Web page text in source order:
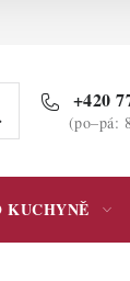
Podmínky ochrany
+420
(po–pá:
KUCHYNĚ